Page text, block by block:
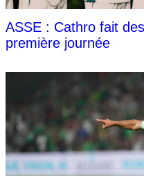
ASSE : Cathro fait
première journée